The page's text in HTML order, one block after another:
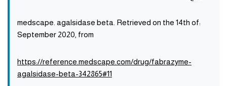
:medscape. agalsidase beta. Retrieved on the 14th of
September 2020, from
https://reference.medscape.com/drug/fabrazyme-
agalsidase-beta-342865#11